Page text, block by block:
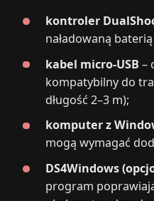
kontroler
naładowaną
kabel micro‑USB –
kompatybilny do
długość 2–3 m);
komputer z
mogą wymagać
DS4Windows
program